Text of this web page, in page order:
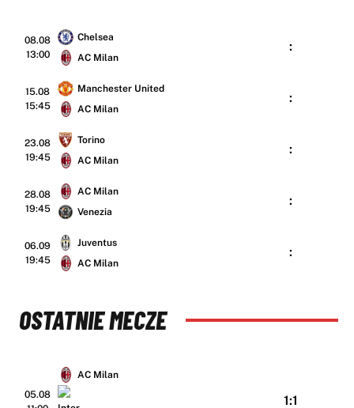
08.08
13:00
Chelsea
AC Milan
:
15.08
15:45
Manchester United
AC Milan
:
23.08
19:45
Torino
AC Milan
:
28.08
19:45
AC Milan
Venezia
:
06.09
19:45
Juventus
AC Milan
:
OSTATNIE MECZE
05.08
AC Milan
1:1